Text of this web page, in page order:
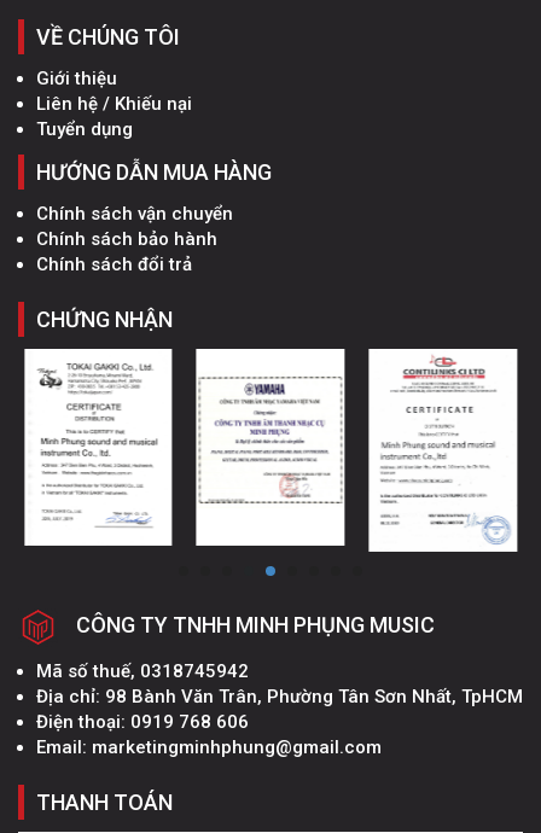
VỀ CHÚNG TÔI
Giới thiệu
Liên hệ / Khiếu nại
Tuyển dụng
HƯỚNG DẪN MUA HÀNG
Chính sách vận chuyển
Chính sách bảo hành
Chính sách đổi trả
CHỨNG NHẬN
CÔNG TY TNHH MINH PHỤNG MUSIC
Mã số thuế, 0318745942
Địa chỉ: 98 Bành Văn Trân, Phường Tân Sơn Nhất, TpHCM
Điện thoại: 0919 768 606
Email: marketingminhphung@gmail.com
THANH TOÁN